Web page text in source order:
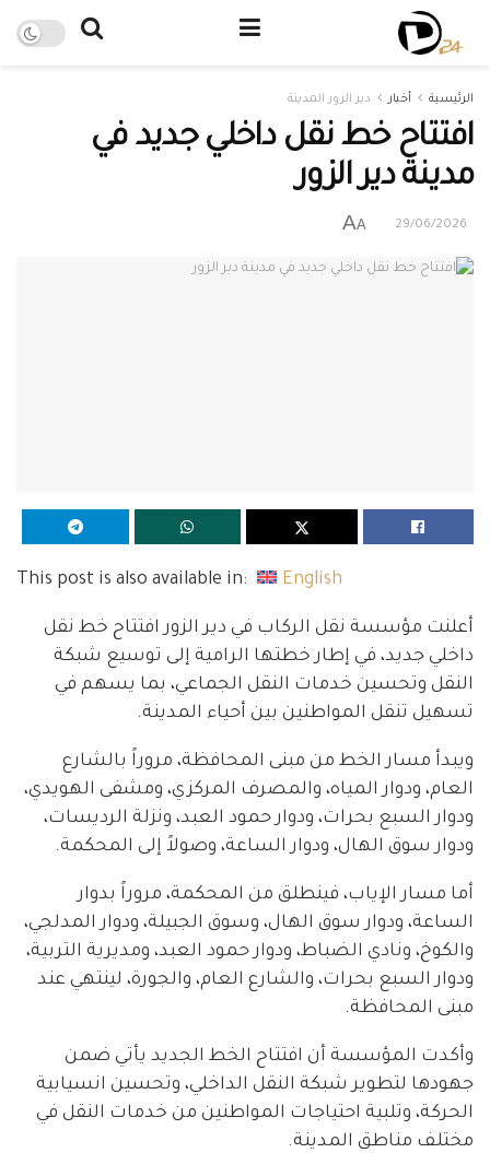
الرئيسية أخبار دير الزور المدينة
افتتاح خط نقل داخلي جديد في
مدينة دير الزور
29/06/2026
A
A
This post is also available in: English
أعلنت مؤسسة نقل الركاب في دير الزور افتتاح خط نقل
داخلي جديد، في إطار خطتها الرامية إلى توسيع شبكة
النقل وتحسين خدمات النقل الجماعي، بما يسهم في
تسهيل تنقل المواطنين بين أحياء المدينة.
ويبدأ مسار الخط من مبنى المحافظة، مروراً بالشارع
العام، ودوار المياه، والمصرف المركزي، ومشفى الهويدي،
ودوار السبع بحرات، ودوار حمود العبد، ونزلة الرديسات،
ودوار سوق الهال، ودوار الساعة، وصولاً إلى المحكمة.
أما مسار الإياب، فينطلق من المحكمة، مروراً بدوار
الساعة، ودوار سوق الهال، وسوق الجبيلة، ودوار المدلجي،
والكوخ، ونادي الضباط، ودوار حمود العبد، ومديرية التربية،
ودوار السبع بحرات، والشارع العام، والجورة، لينتهي عند
مبنى المحافظة.
وأكدت المؤسسة أن افتتاح الخط الجديد يأتي ضمن
جهودها لتطوير شبكة النقل الداخلي، وتحسين انسيابية
الحركة، وتلبية احتياجات المواطنين من خدمات النقل في
مختلف مناطق المدينة.